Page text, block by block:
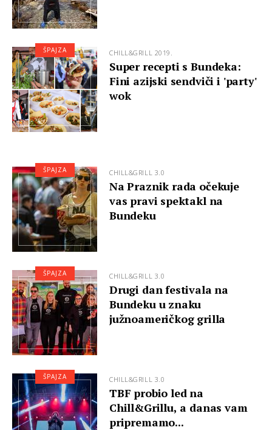
CHILL&GRILL 2019.
Super recepti s Bundeka:
Fini azijski sendviči i 'party'
wok
ŠPAJZA
CHILL&GRILL 3.0
Na Praznik rada očekuje
vas pravi spektakl na
Bundeku
ŠPAJZA
CHILL&GRILL 3.0
Drugi dan festivala na
Bundeku u znaku
južnoameričkog grilla
ŠPAJZA
CHILL&GRILL 3.0
TBF probio led na
Chill&Grillu, a danas vam
pripremamo...
ŠPAJZA